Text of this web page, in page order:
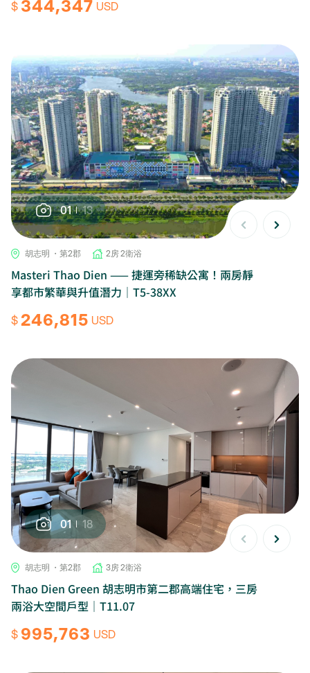
$ 344,347 USD
01 13
胡志明 ・第2郡 2房 2衛浴
Masteri Thao Dien —— 捷運旁稀缺公寓！兩房靜
享都市繁華與升值潛力｜T5-38XX
$246,815 USD
01 18
胡志明 ・第2郡 3房 2衛浴
Thao Dien Green 胡志明市第二郡高端住宅，三房
兩浴大空間戶型｜T11.07
$ 995,763 USD